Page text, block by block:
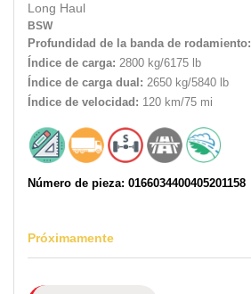
Long Haul
BSW
Profundidad de la banda de rodamiento:
Índice de carga: 2800 kg/6175 lb
Índice de carga dual: 2650 kg/5840 lb
Índice de velocidad: 120 km/75 mi
Número de pieza: 0166034400405201158
Próximamente